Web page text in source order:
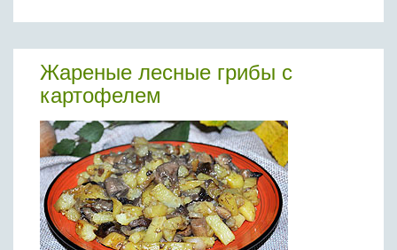
Жареные лесные грибы с
картофелем